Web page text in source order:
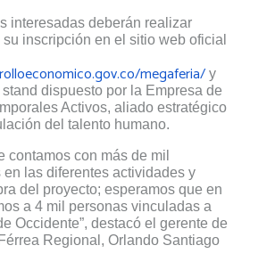
interesadas deberán realizar
inscripción en el sitio web oficial
megaferia/y
dispuesto por la Empresa de
Activos, aliado estratégico
del talento humano.
contamos con más de mil
en las diferentes actividades y
del proyecto; esperamos que en
a 4 mil personas vinculadas a
Occidente”, destacó el gerente de
Regional, Orlando Santiago